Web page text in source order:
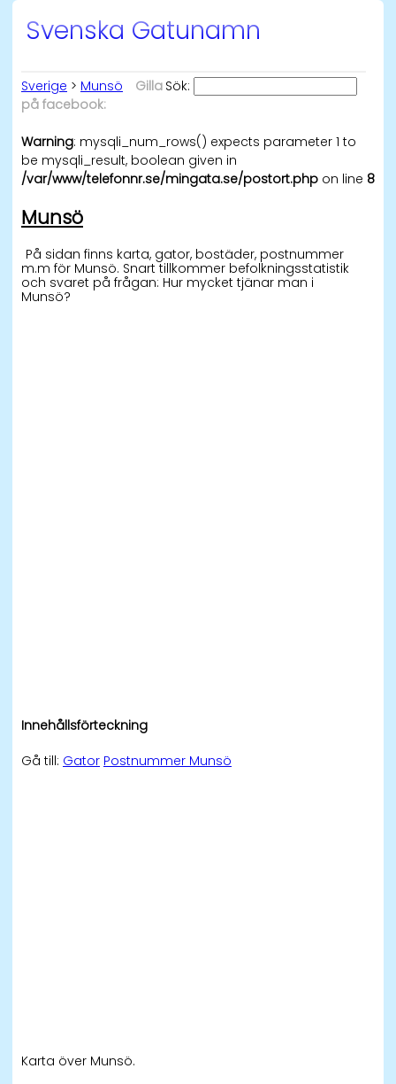
Svenska Gatunamn
Sverige > Munsö Sök:
Gilla
på facebook:
Warning: mysqli_num_rows() expects parameter 1 to
be mysqli_result, boolean given in
/var/www/telefonnr.se/mingata.se/postort.php on line 8
Munsö
På sidan finns karta, gator, bostäder, postnummer
m.m för Munsö. Snart tillkommer befolkningsstatistik
och svaret på frågan: Hur mycket tjänar man i
Munsö?
Innehållsförteckning
Gå till: Gator Postnummer Munsö
Karta över Munsö.